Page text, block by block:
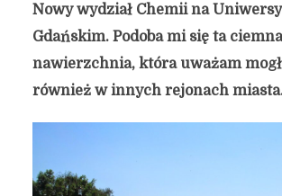
Jak zrodziła się
łamania
29 stycznia 2015
Nowy wydział Chemii na
Gdańskim. Podoba mi się ta ciemna
nawierzchnia, która uważam
również w innych rejonach